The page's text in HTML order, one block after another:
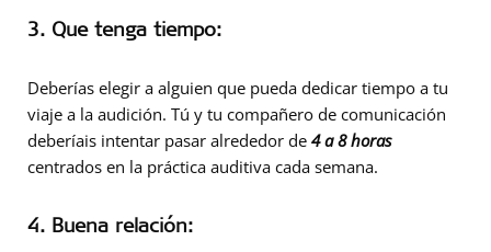
3. Que tenga tiempo:
Deberías elegir a alguien que pueda dedicar tiempo a tu
viaje a la audición. Tú y tu compañero de comunicación
deberíais intentar pasar alrededor de 4 a 8 horas
centrados en la práctica auditiva cada semana.
4. Buena relación: